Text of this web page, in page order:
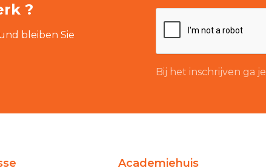
?
bleiben Sie
Bij het inschrijven ga
Academiehuis